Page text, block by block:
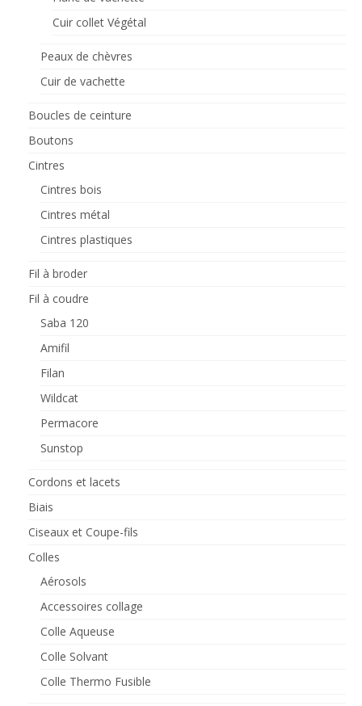
Cuir collet Végétal
Peaux de chèvres
Cuir de vachette
Boucles de ceinture
Boutons
Cintres
Cintres bois
Cintres métal
Cintres plastiques
Fil à broder
Fil à coudre
Saba 120
Amifil
Filan
Wildcat
Permacore
Sunstop
Cordons et lacets
Biais
Ciseaux et Coupe-fils
Colles
Aérosols
Accessoires collage
Colle Aqueuse
Colle Solvant
Colle Thermo Fusible